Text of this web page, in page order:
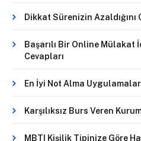
Dikkat Sürenizin
Başarılı Bir Online Mülakat
Cevapları
En İyi Not Alma
Karşılıksız Burs Veren
MBTI Kişilik Tipinize Göre